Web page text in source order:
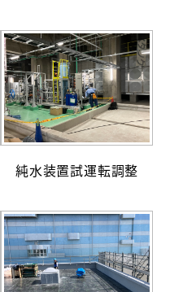
純水装置試運転調整